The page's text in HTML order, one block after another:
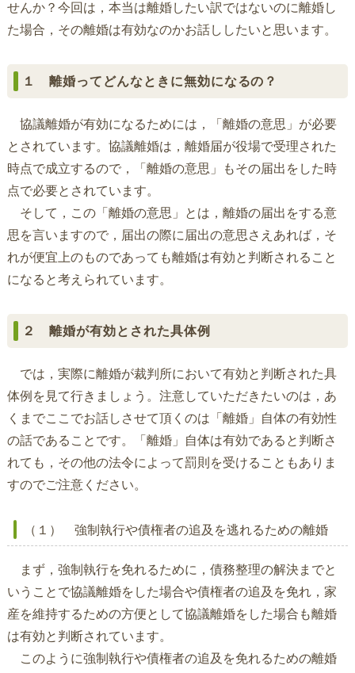
せんか？今回は，本当は離婚したい訳ではないのに離婚し
た場合，その離婚は有効なのかお話ししたいと思います。
１ 離婚ってどんなときに無効になるの？
協議離婚が有効になるためには，「離婚の意思」が必要
とされています。協議離婚は，離婚届が役場で受理された
時点で成立するので，「離婚の意思」もその届出をした時
点で必要とされています。
そして，この「離婚の意思」とは，離婚の届出をする意
思を言いますので，届出の際に届出の意思さえあれば，そ
れが便宜上のものであっても離婚は有効と判断されること
になると考えられています。
２ 離婚が有効とされた具体例
では，実際に離婚が裁判所において有効と判断された具
体例を見て行きましょう。注意していただきたいのは，あ
くまでここでお話しさせて頂くのは「離婚」自体の有効性
の話であることです。「離婚」自体は有効であると判断さ
れても，その他の法令によって罰則を受けることもありま
すのでご注意ください。
（１） 強制執行や債権者の追及を逃れるための離婚
まず，強制執行を免れるために，債務整理の解決までと
いうことで協議離婚をした場合や債権者の追及を免れ，家
産を維持するための方便として協議離婚をした場合も離婚
は有効と判断されています。
このように強制執行や債権者の追及を免れるための離婚